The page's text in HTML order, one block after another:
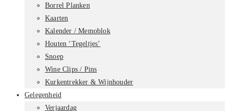
Borrel Planken
Kaarten
Kalender / Memoblok
Houten ‘Tegeltjes’
Snoep
Wine Clips / Pins
Kurkentrekker & Wijnhouder
Gelegenheid
Verjaardag